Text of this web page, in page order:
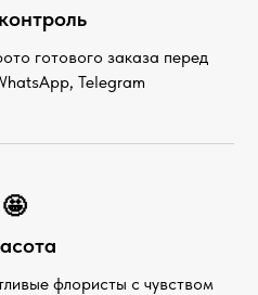
готового заказа перед
Telegram
🤩
флористы с чувством